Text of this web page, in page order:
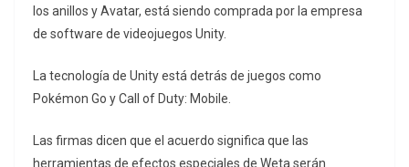
los anillos y Avatar, está siendo comprada por la empresa
de software de videojuegos Unity.
La tecnología de Unity está detrás de juegos como
Pokémon Go y Call of Duty: Mobile.
Las firmas dicen que el acuerdo significa que las
herramientas de efectos especiales de Weta serán